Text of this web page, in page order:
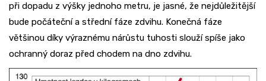
při dopadu z výšky jednoho metru, je jasné, že nejdůležitější
bude počáteční a střední fáze zdvihu. Konečná fáze
většinou díky výraznému nárůstu tuhosti slouží spíše jako
ochranný doraz před chodem na dno zdvihu.